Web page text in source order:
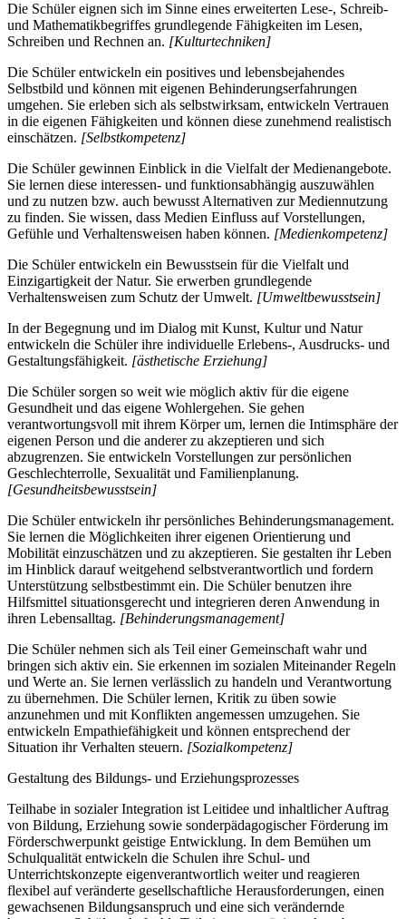
Die Schüler eignen sich im Sinne eines erweiterten Lese-, Schreib-
und Mathematikbegriffes grundlegende Fähigkeiten im Lesen,
Schreiben und Rechnen an. [Kulturtechniken]
Die Schüler entwickeln ein positives und lebensbejahendes
Selbstbild und können mit eigenen Behinderungserfahrungen
umgehen. Sie erleben sich als selbstwirksam, entwickeln Vertrauen
in die eigenen Fähigkeiten und können diese zunehmend realistisch
einschätzen. [Selbstkompetenz]
Die Schüler gewinnen Einblick in die Vielfalt der Medienangebote.
Sie lernen diese interessen- und funktionsabhängig auszuwählen
und zu nutzen bzw. auch bewusst Alternativen zur Mediennutzung
zu finden. Sie wissen, dass Medien Einfluss auf Vorstellungen,
Gefühle und Verhaltensweisen haben können. [Medienkompetenz]
Die Schüler entwickeln ein Bewusstsein für die Vielfalt und
Einzigartigkeit der Natur. Sie erwerben grundlegende
Verhaltensweisen zum Schutz der Umwelt. [Umweltbewusstsein]
In der Begegnung und im Dialog mit Kunst, Kultur und Natur
entwickeln die Schüler ihre individuelle Erlebens-, Ausdrucks- und
Gestaltungsfähigkeit. [ästhetische Erziehung]
Die Schüler sorgen so weit wie möglich aktiv für die eigene
Gesundheit und das eigene Wohlergehen. Sie gehen
verantwortungsvoll mit ihrem Körper um, lernen die Intimsphäre der
eigenen Person und die anderer zu akzeptieren und sich
abzugrenzen. Sie entwickeln Vorstellungen zur persönlichen
Geschlechterrolle, Sexualität und Familienplanung.
[Gesundheitsbewusstsein]
Die Schüler entwickeln ihr persönliches Behinderungsmanagement.
Sie lernen die Möglichkeiten ihrer eigenen Orientierung und
Mobilität einzuschätzen und zu akzeptieren. Sie gestalten ihr Leben
im Hinblick darauf weitgehend selbstverantwortlich und fordern
Unterstützung selbstbestimmt ein. Die Schüler benutzen ihre
Hilfsmittel situationsgerecht und integrieren deren Anwendung in
ihren Lebensalltag. [Behinderungsmanagement]
Die Schüler nehmen sich als Teil einer Gemeinschaft wahr und
bringen sich aktiv ein. Sie erkennen im sozialen Miteinander Regeln
und Werte an. Sie lernen verlässlich zu handeln und Verantwortung
zu übernehmen. Die Schüler lernen, Kritik zu üben sowie
anzunehmen und mit Konflikten angemessen umzugehen. Sie
entwickeln Empathiefähigkeit und können entsprechend der
Situation ihr Verhalten steuern. [Sozialkompetenz]
Gestaltung des Bildungs- und Erziehungsprozesses
Teilhabe in sozialer Integration ist Leitidee und inhaltlicher Auftrag
von Bildung, Erziehung sowie sonderpädagogischer Förderung im
Förderschwerpunkt geistige Entwicklung. In dem Bemühen um
Schulqualität entwickeln die Schulen ihre Schul- und
Unterrichtskonzepte eigenverantwortlich weiter und reagieren
flexibel auf veränderte gesellschaftliche Herausforderungen, einen
gewachsenen Bildungsanspruch und eine sich verändernde